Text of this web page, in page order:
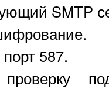
SMTP
587.